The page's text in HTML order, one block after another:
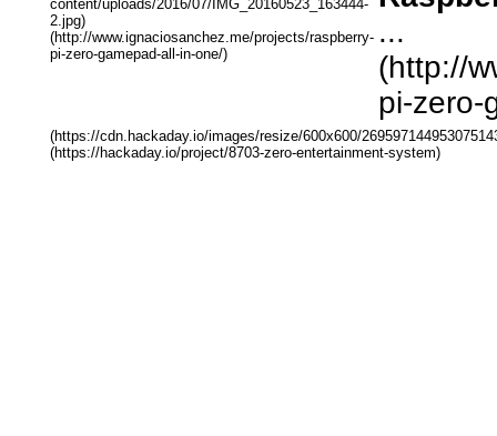
content/uploads/2016/07/IMG_20160523_163444-
2.jpg)
(http://www.ignaciosanchez.me/projects/raspberry-
pi-zero-gamepad-all-in-one/)
...
(http://
pi-zero-
(https://cdn.hackaday.io/images/resize/600x600/
(https://hackaday.io/project/8703-zero-entertainment-system)